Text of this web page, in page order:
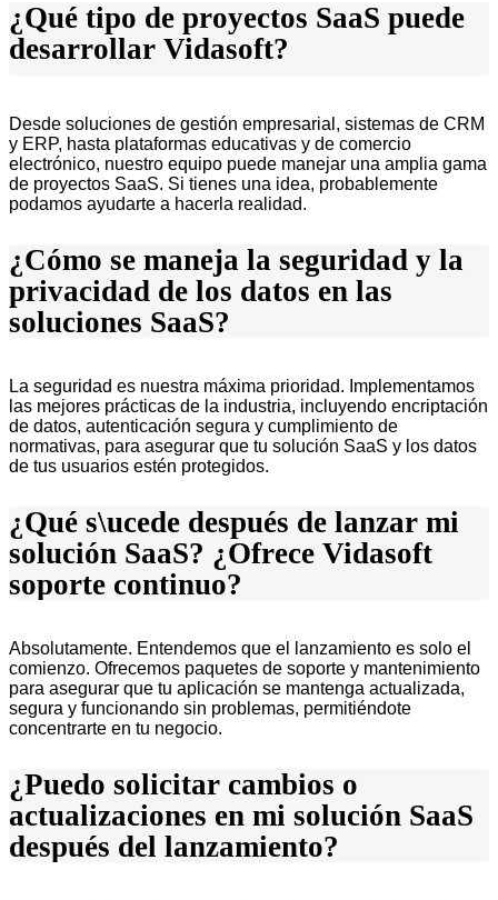
¿Qué tipo de proyectos SaaS puede
desarrollar Vidasoft?
Desde soluciones de gestión empresarial, sistemas de CRM
y ERP, hasta plataformas educativas y de comercio
electrónico, nuestro equipo puede manejar una amplia gama
de proyectos SaaS. Si tienes una idea, probablemente
podamos ayudarte a hacerla realidad.
¿Cómo se maneja la seguridad y la
privacidad de los datos en las
soluciones SaaS?
La seguridad es nuestra máxima prioridad. Implementamos
las mejores prácticas de la industria, incluyendo encriptación
de datos, autenticación segura y cumplimiento de
normativas, para asegurar que tu solución SaaS y los datos
de tus usuarios estén protegidos.
¿Qué s\ucede después de lanzar mi
solución SaaS? ¿Ofrece Vidasoft
soporte continuo?
Absolutamente. Entendemos que el lanzamiento es solo el
comienzo. Ofrecemos paquetes de soporte y mantenimiento
para asegurar que tu aplicación se mantenga actualizada,
segura y funcionando sin problemas, permitiéndote
concentrarte en tu negocio.
¿Puedo solicitar cambios o
actualizaciones en mi solución SaaS
después del lanzamiento?